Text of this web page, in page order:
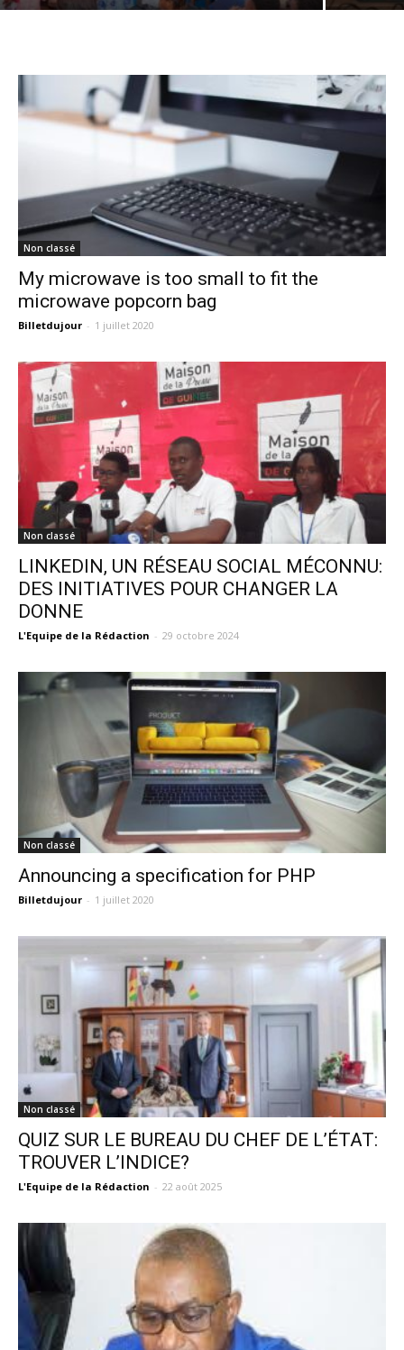
Non classé
My microwave is too small to fit the
microwave popcorn bag
Billetdujour - 1 juillet 2020
Non classé
LINKEDIN, UN RÉSEAU SOCIAL MÉCONNU:
DES INITIATIVES POUR CHANGER LA
DONNE
L'Equipe de la Rédaction - 29 octobre 2024
Non classé
Announcing a specification for PHP
Billetdujour - 1 juillet 2020
Non classé
QUIZ SUR LE BUREAU DU CHEF DE L’ÉTAT:
TROUVER L’INDICE?
L'Equipe de la Rédaction - 22 août 2025